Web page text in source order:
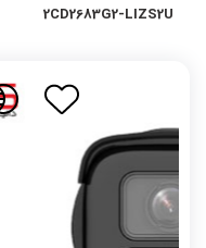
2CD2683G2-LIZS2U